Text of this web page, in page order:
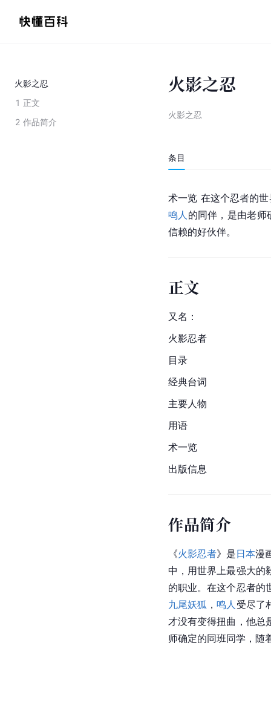
火影之忍
1 正文
2 作品简介
火影之忍
火影之忍
条目
术一览 在这个忍者的
鸣人 的同伴，是由老
信赖的好伙伴。
正文
又名：
火影忍者
目录
经典台词
主要人物
用语
术一览
出版信息
作品简介
《火影忍者》是日本漫
中，用世界上最强大的
的职业。在这个忍者的
九尾妖狐 ，鸣人 受尽了
才没有变得扭曲，他总
师确定的同班同学，随